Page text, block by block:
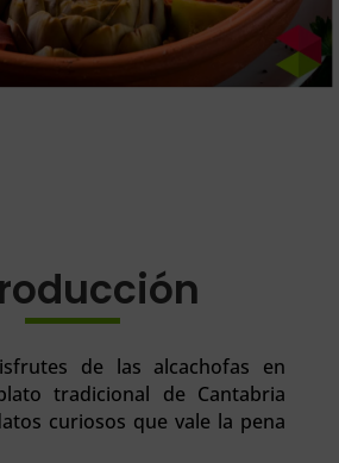
de las alcachofas en
tradicional de Cantabria
curiosos que vale la pena